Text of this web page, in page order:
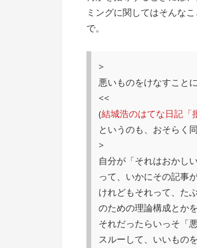
ミングに関してはそんな
で。
>
悪いものをけなすこと
<<
(結城浩のはてな日記「
というのも、おそらく
>
自分が「それはおかし
って、いかにその記事
けれどもそれって、た
のための理論構成とか
それだったらいっそ「
スルーして、いいもの